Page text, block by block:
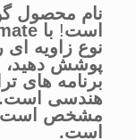
نام محصول
است!
نوع زاویه ای
پوشش دهید،
برنامه های
هندسی
مشخص است یک
است.